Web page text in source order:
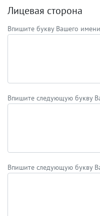
Лицевая сторона
Впишите букву Вашего
Впишите следующую букву
Впишите следующую букву